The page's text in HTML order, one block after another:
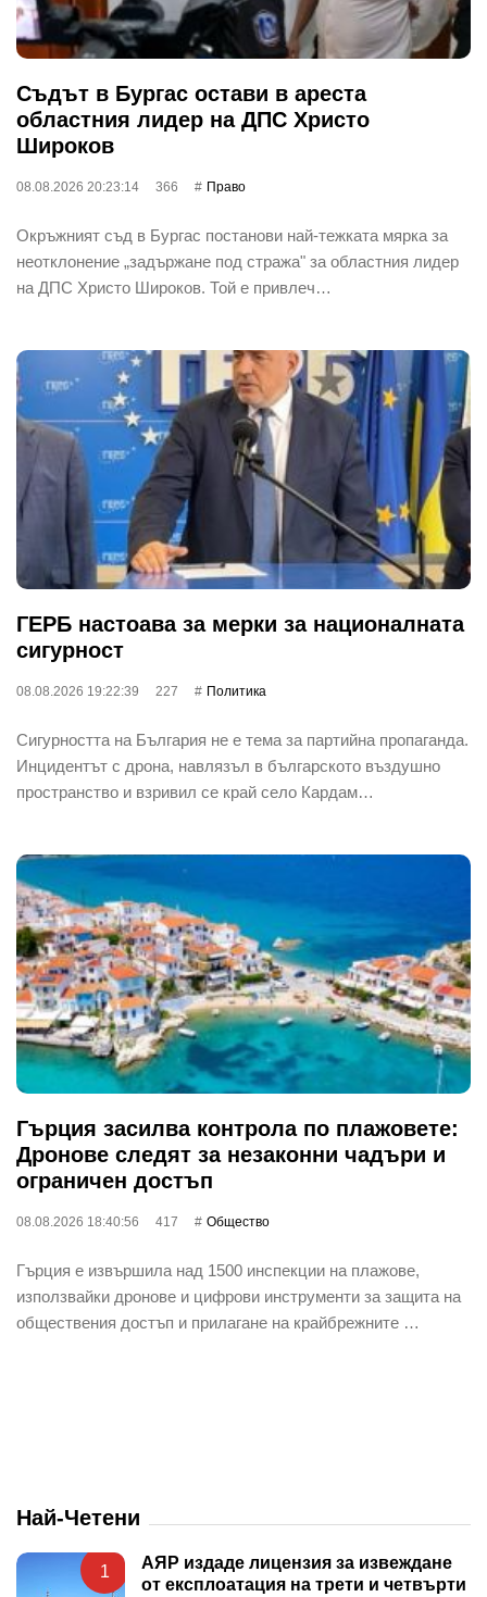
Съдът в Бургас остави в ареста
областния лидер на ДПС Христо
Широков
08.08.2026 20:23:14 366 Право
Окръжният съд в Бургас постанови най-тежката мярка за
неотклонение „задържане под стража" за областния лидер
на ДПС Христо Широков. Той е привлеч…
ГЕРБ настоава за мерки за националната
сигурност
08.08.2026 19:22:39 227 Политика
Сигурността на България не е тема за партийна пропаганда.
Инцидентът с дрона, навлязъл в българското въздушно
пространство и взривил се край село Кардам…
Гърция засилва контрола по плажовете:
Дронове следят за незаконни чадъри и
ограничен достъп
08.08.2026 18:40:56 417 Общество
Гърция е извършила над 1500 инспекции на плажове,
използвайки дронове и цифрови инструменти за защита на
обществения достъп и прилагане на крайбрежните …
Най-Четени
1
АЯР издаде лицензия за извеждане
от експлоатация на трети и четвърти